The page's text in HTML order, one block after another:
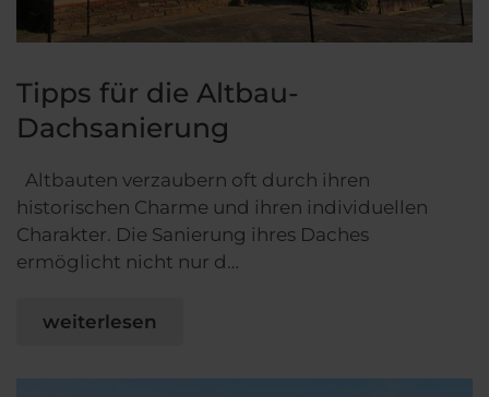
Tipps für die Altbau-
Dachsanierung
Altbauten verzaubern oft durch ihren
historischen Charme und ihren individuellen
Charakter. Die Sanierung ihres Daches
ermöglicht nicht nur d…
weiterlesen